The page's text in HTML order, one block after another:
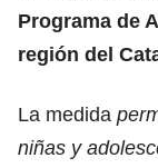
Programa de
región del
La medida
niñas y